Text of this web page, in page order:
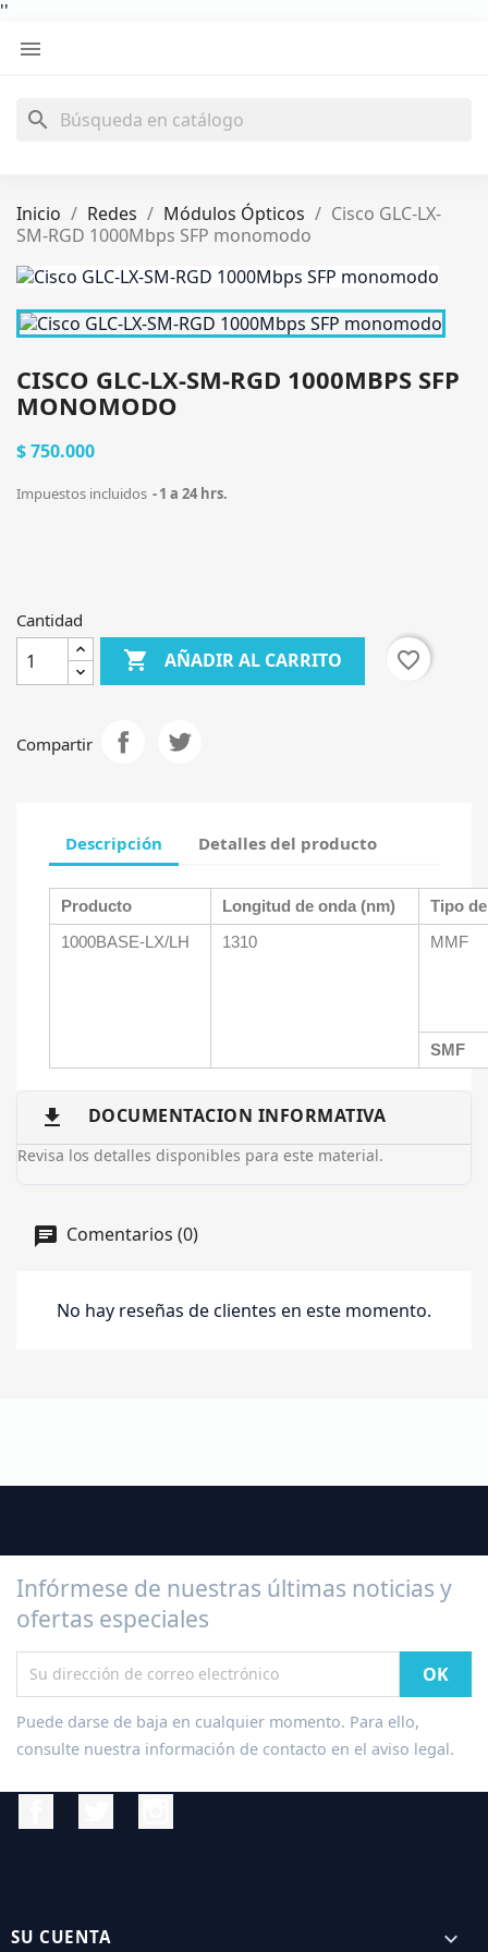
''

search
Inicio Redes Módulos Ópticos
Cisco GLC-LX-
SM-RGD 1000Mbps SFP monomodo
CISCO GLC-LX-SM-RGD 1000MBPS SFP
MONOMODO
$ 750.000
Impuestos incluidos 1 a 24 hrs.
Cantidad
 AÑADIR AL CARRITO favorite_border
Compartir
Descripción Detalles del producto
Producto Longitud de onda (nm)
Tipo
1000BASE-LX/LH
1310 MMF
SMF
 DOCUMENTACION INFORMATIVA
Revisa los detalles disponibles para este material.
Comentarios (0)
No hay reseñas de clientes en este momento.
Infórmese de nuestras últimas noticias y
ofertas especiales
Puede darse de baja en cualquier momento. Para ello,
consulte nuestra información de contacto en el aviso legal.
SU CUENTA 